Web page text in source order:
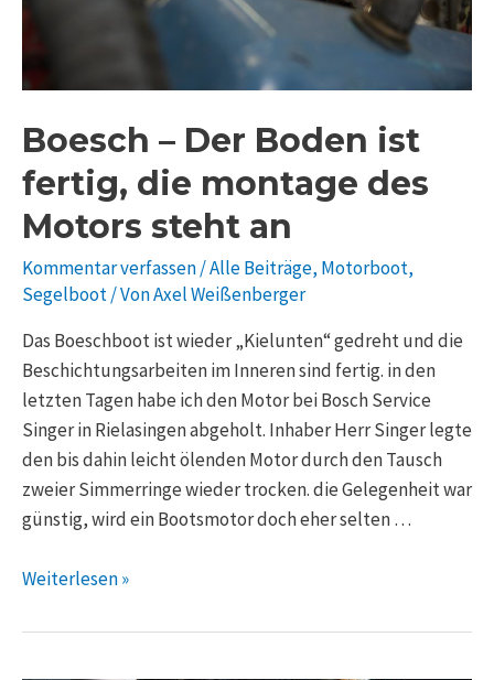
Boesch – Der Boden ist
fertig, die montage des
Motors steht an
Kommentar verfassen/Alle Beiträge, Motorboot,
Segelboot/ VonAxel Weißenberger
Das Boeschboot ist wieder „Kielunten“ gedreht und die
Beschichtungsarbeiten im Inneren sind fertig. in den
letzten Tagen habe ich den Motor bei Bosch Service
Singer in Rielasingen abgeholt. Inhaber Herr Singer legte
den bis dahin leicht ölenden Motor durch den Tausch
zweier Simmerringe wieder trocken. die Gelegenheit war
günstig, wird ein Bootsmotor doch eher selten …
montage
Motors
an
Weiterlesen »